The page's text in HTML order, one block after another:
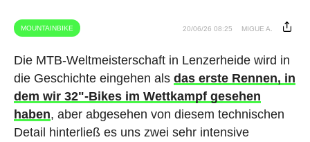
MOUNTAINBIKE 20/06/26 08:25 MIGUE A.
Die MTB-Weltmeisterschaft in Lenzerheide wird in
die Geschichte eingehen als das erste Rennen, in
dem wir 32"-Bikes im Wettkampf gesehen
haben, aber abgesehen von diesem technischen
Detail hinterließ es uns zwei sehr intensive